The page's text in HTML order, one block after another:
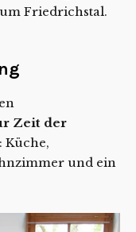
Friedrichstal.
Zeit der
Küche,
und ein